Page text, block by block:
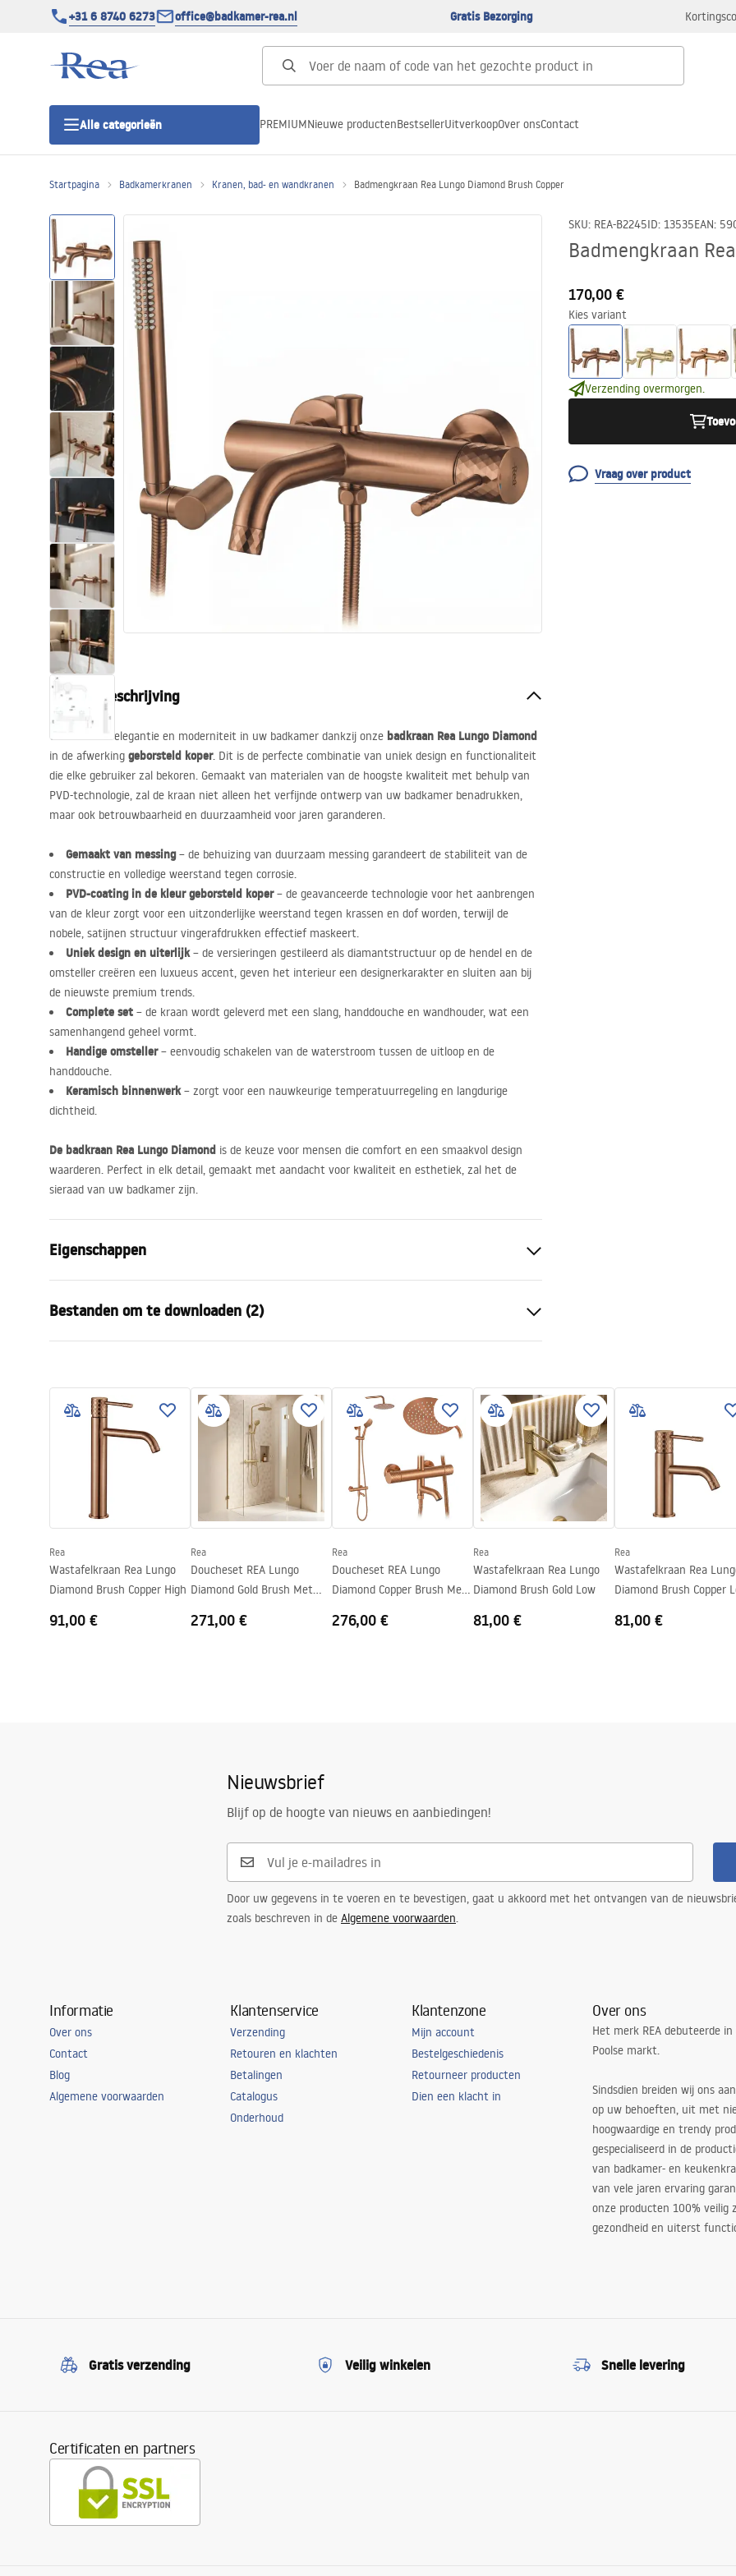
+31 6 8740 6273 office@badkamer-rea.nl Gratis Bezorging
Alle categorieën
Douchedeur
Douchebakken
Lineaire Douchegoten
Toiletten
Wastafels
Baden en badwanden
Kranen
Douches
Keuken
Badkameraccessoires
PREMIUMNieuwe productenBestsellerUitverkoopOver onsContact
Startpagina Badkamerkranen Kranen, bad- en wandkranen Badmengkraan Rea Lungo Diamond Brush Copper
SKU: REA-B2245ID: 13535EAN:
Badmengkraan
170,00 €
Kies variant
Verzending overmorgen.
Vraag over product
Productbeschrijving
Waardeer de elegantie en moderniteit in uw badkamer dankzij onze badkraan Rea Lungo Diamond
in de afwerking geborsteld koper. Dit is de perfecte combinatie van uniek design en functionaliteit
die elke gebruiker zal bekoren. Gemaakt van materialen van de hoogste kwaliteit met behulp van
PVD-technologie, zal de kraan niet alleen het verfijnde ontwerp van uw badkamer benadrukken,
maar ook betrouwbaarheid en duurzaamheid voor jaren garanderen.
Gemaakt van messing– de behuizing van duurzaam messing garandeert de stabiliteit van de
constructie en volledige weerstand tegen corrosie.
PVD-coating in de kleur geborsteld koper– de geavanceerde technologie voor het aanbrengen
van de kleur zorgt voor een uitzonderlijke weerstand tegen krassen en dof worden, terwijl de
nobele, satijnen structuur vingerafdrukken effectief maskeert.
Uniek design en uiterlijk– de versieringen gestileerd als diamantstructuur op de hendel en de
omsteller creëren een luxueus accent, geven het interieur een designerkarakter en sluiten aan bij
de nieuwste premium trends.
Complete set – de kraan wordt geleverd met een slang, handdouche en wandhouder, wat een
samenhangend geheel vormt.
Handige omsteller– eenvoudig schakelen van de waterstroom tussen de uitloop en de
handdouche.
Keramisch binnenwerk– zorgt voor een nauwkeurige temperatuurregeling en langdurige
dichtheid.
De badkraan Rea Lungo Diamond is de keuze voor mensen die comfort en een smaakvol design
waarderen. Perfect in elk detail, gemaakt met aandacht voor kwaliteit en esthetiek, zal het de
sieraad van uw badkamer zijn.
Eigenschappen
Montagewijze
Kleur
Geborsteld koper
Materiaal
Roestvrij staal, Messing
Uitloopbereik
100
90
PVD
Afstand van wateraansluitingen
150mm
Garantie
5 jaar
Bestanden om te downloaden (2)
Faucet.pdf
Warranty_Terms_and_Conditions_
Faucets_-_5.pdf
Rea
Wastafelkraan Rea Lungo
Diamond Brush Copper High
91,00 €
Rea
Doucheset REA Lungo
Diamond Gold Brush Met
271,00 €
Rea
Doucheset REA Lungo
Diamond Copper Brush Met
276,00 €
Rea
Wastafelkraan Rea Lungo
Diamond Brush Gold Low
81,00 €
Rea
Wastafelkraan Rea
Diamond Brush Copper
81,00 €
Nieuwsbrief
Blijf op de hoogte van nieuws en aanbiedingen!
Door uw gegevens in te voeren en te bevestigen, gaat u akkoord met het ontvangen van de
zoals beschreven in de Algemene voorwaarden.
Informatie
Over ons
Contact
Blog
Algemene voorwaarden
Klantenservice
Verzending
Retouren en klachten
Betalingen
Catalogus
Onderhoud
Klantenzone
Mijn account
Bestelgeschiedenis
Retourneer producten
Dien een klacht in
Over ons
Het merk REA debuteerde
Poolse markt.
Sindsdien breiden wij ons
op uw behoeften, uit met
hoogwaardige en trendy
gespecialiseerd in de
van badkamer- en
van vele jaren ervaring
onze producten 100% veilig
gezondheid en uiterst
Gratis verzending Veilig winkelen Snelle levering
Certificaten en partners